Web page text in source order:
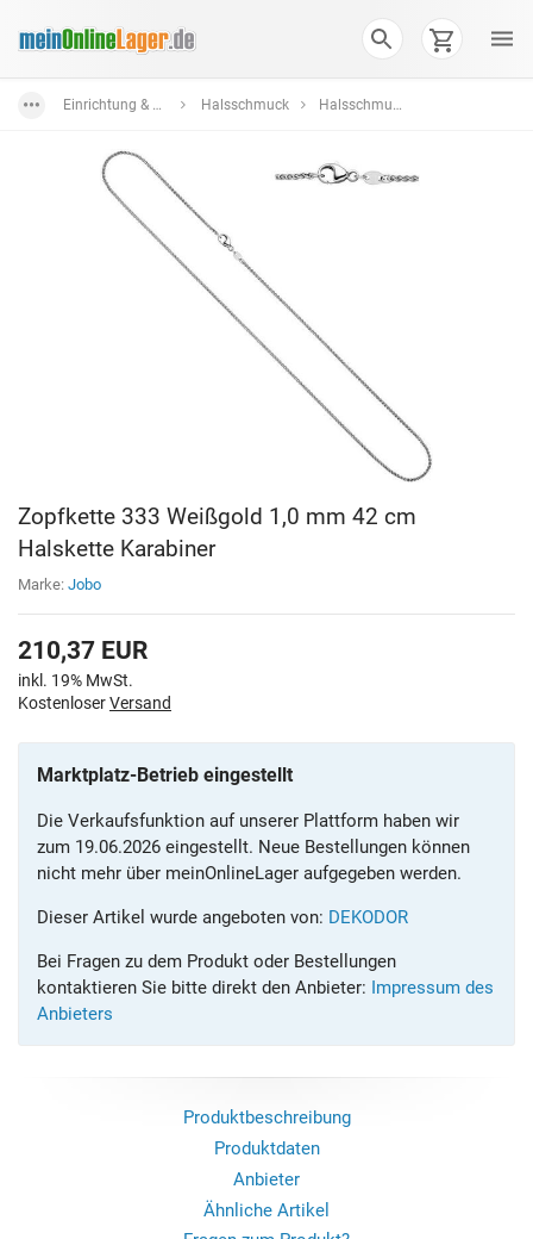
Einrichtung & Wohnaccessoires Halsschmuck Halsschmuck Weißgold
Zopfkette 333 Weißgold 1,0 mm 42 cm
Halskette Karabiner
Marke: Jobo
210,37 EUR
inkl. 19% MwSt.
KostenloserVersand
Marktplatz-Betrieb eingestellt
Die Verkaufsfunktion auf unserer Plattform haben wir
zum 19.06.2026 eingestellt. Neue Bestellungen können
nicht mehr über meinOnlineLager aufgegeben werden.
Dieser Artikel wurde angeboten von: DEKODOR
Bei Fragen zu dem Produkt oder Bestellungen
kontaktieren Sie bitte direkt den Anbieter: Impressum des
Anbieters
Produktbeschreibung
Produktdaten
Anbieter
Ähnliche Artikel